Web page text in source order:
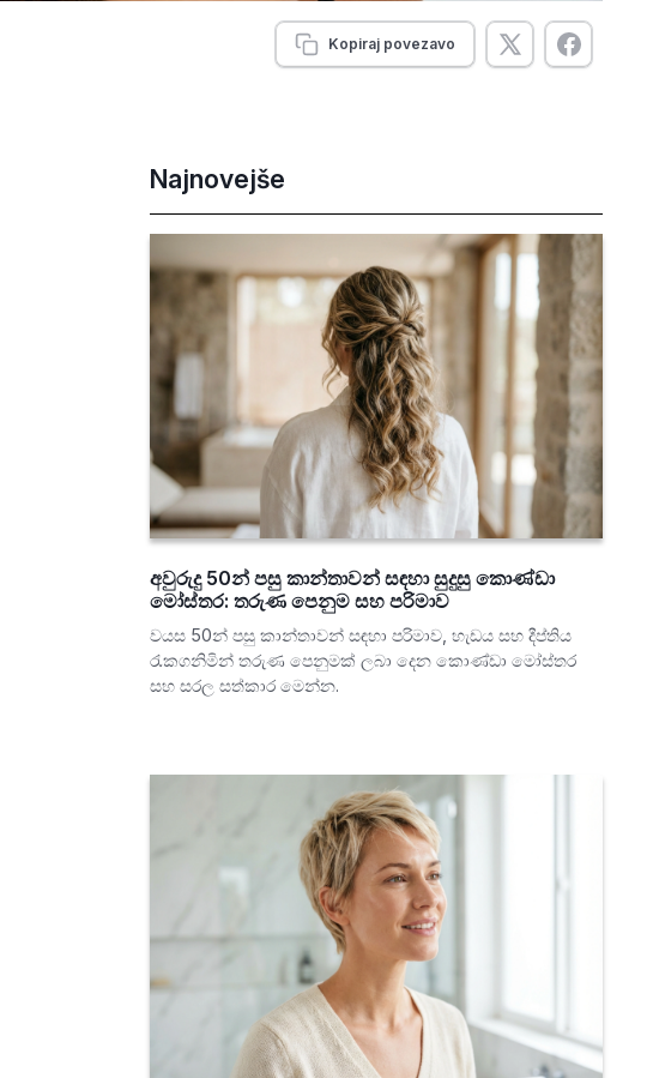
Kopiraj povezavo
Najnovejše
අවුරුදු 50න් පසු කාන්තාවන් සඳහා සුදුසු කොණ්ඩා
මෝස්තර: තරුණ පෙනුම සහ පරිමාව
වයස 50න් පසු කාන්තාවන් සඳහා පරිමාව, හැඩය සහ දීප්තිය
රැකගනිමින් තරුණ පෙනුමක් ලබා දෙන කොණ්ඩා මෝස්තර
සහ සරල සත්කාර මෙන්න.